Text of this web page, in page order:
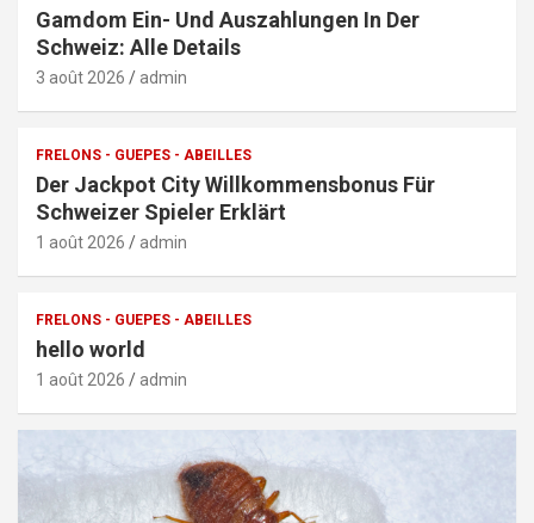
Gamdom Ein- Und Auszahlungen In Der
Schweiz: Alle Details
3 août 2026 admin
FRELONS - GUEPES - ABEILLES
Der Jackpot City Willkommensbonus Für
Schweizer Spieler Erklärt
1 août 2026 admin
FRELONS - GUEPES - ABEILLES
hello world
1 août 2026 admin